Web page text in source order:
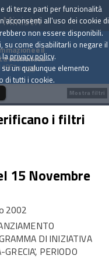
Ministri
e il
economica
a oggi
i filtri
15 Novembre
2002
DI INIZIATIVA
PERIODO
Mostra filtri
di terze parti per funzionalità
acconsenti all'uso dei cookie di
non essere disponibili.
come disabilitarli o negare il
laprivacy policy.
un qualunque elemento
di tutti i cookie.